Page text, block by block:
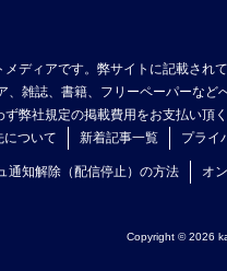
メディアです。弊サイトに記載さ
、雑誌、書籍、フリーペーパーな
弊社規定の掲載費用をお支払い頂
について 新着記事一覧 プライ
通知解除（配信停止）の方法 オ
Copyright © 2026